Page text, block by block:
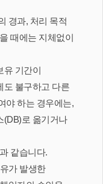
경과, 처리 목적
때에는 지체없이
유 기간이
도 불구하고 다른
야 하는 경우에는,
(DB)로 옮기거나
같습니다.
가 발생한